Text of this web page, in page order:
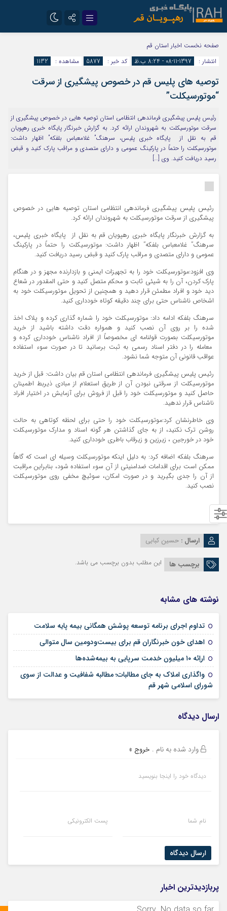
تلگرام
ایتا
صفحه نخست اخبار استان قم
انتشار :
1397-11-08 - 8:24 ب.ظ کد خبر : 5877 مشاهده : 1132
توصيه هاي پلیس قم در خصوص پيشگيري از سرقت
“موتورسيكلت”
رئیس پلیس پیشگیری فرماندهی انتظامی استان توصیه هایی در خصوص پیشگیری از
سرقت موتورسیکلت به شهروندان ارائه کرد. به گزارش خبرنگار پایگاه خبری رهپویان
قم به نقل از پایگاه خبری پلیس، سرهنگ” غلامعباس بلفکه” اظهار داشت:
موتورسيكلت را حتماً در پاركينگ عمومي و داراي متصدي و مراقب پارك کنید و قبض
رسيد دريافت کنید. وی […]
رئیس پلیس پیشگیری فرماندهی انتظامی استان توصیه هایی در خصوص
پیشگیری از سرقت موتورسیکلت به شهروندان ارائه کرد.
به گزارش خبرنگار پایگاه خبری رهپویان قم به نقل از پایگاه خبری پلیس،
سرهنگ” غلامعباس بلفکه” اظهار داشت: موتورسيكلت را حتماً در پاركينگ
عمومي و داراي متصدي و مراقب پارك کنید و قبض رسيد دريافت کنید.
وی افزود:موتورسيكلت خود را به تجهيزات ايمني و بازدارنده مجهز و در هنگام
پارک کردن، آن را به شيئي ثابت و محكم متصل کنيد و حتي المقدور در شعاع
ديد خود و افراد مطمئن قرار دهيد و همچنین از تحويل موتورسيكلت خود به
اشخاص ناشناس حتي براي چند دقيقه كوتاه خودداري کنيد.
سرهنگ بلفکه ادامه داد: موتورسيكلت خود را شماره گذاري کرده و پلاك اخذ
شده را بر روي آن نصب کنيد و همواره دقت داشته باشید از خريد
موتورسيكلت بصورت قولنامه اي مخصوصاً از افراد ناشناس خودداري کرده و
معامله را در دفتر اسناد رسمي به ثبت برسانيد تا در صورت سوء استفاده
عواقب قانوني آن متوجه شما نشود.
رئیس پلیس پیشگیری فرماندهی انتظامی استان قم بیان داشت: قبل از خريد
موتورسيكلت از سرقتي نبودن آن از طريق استعلام از مبادي ذيربط اطمينان
حاصل كنيد و موتورسيكلت خود را قبل از فروش براي آزمايش در اختيار افراد
ناشناس قرار ندهيد.
وی خاطرنشان کرد:موتورسيكلت خود را حتي براي لحظه كوتاهي به حالت
روشن ترك نكنيد، از به جاي گذاشتن هر گونه اسناد و مدارك موتورسيكلت
خود در خورجين ، زيرزين و زيرقاب باطري خودداري کنيد.
سرهنگ بلفکه اضافه کرد: به دليل اينكه موتورسيكلت وسيله اي است كه گاهاً
ممكن است براي اقدامات ضدامنيتي از آن سوء استفاده شود، بنابراين مراقبت
از آن را جدي بگيريد و در صورت امكان، سوئيچ مخفي روي موتورسيكلت
نصب کنید.
ارسال : حسین کبابی
برچسب ها این مطلب بدون برچسب می باشد.
نوشته های مشابه
تداوم اجرای برنامه توسعه پوشش همگانی بیمه پایه سلامت
اهدای خون خبرنگاران قم برای بیست‌ودومین سال متوالی
اراِئه ۱۰ میلیون خدمت سرپایی به بیمه‌شده‌ها
واگذاری املاک به جای مطالبات؛ مطالبه شفافیت و عدالت از سوی
شورای اسلامی شهر قم
ارسال دیدگاه
وارد شده به نام . خروج »
دیدگاه خود را اینجا بنویسید
نام شما پست الکترونیکی
ارسال دیدگاه
پربازدیدترین اخبار